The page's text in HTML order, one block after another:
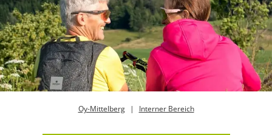
Oy-Mittelberg Interner Bereich